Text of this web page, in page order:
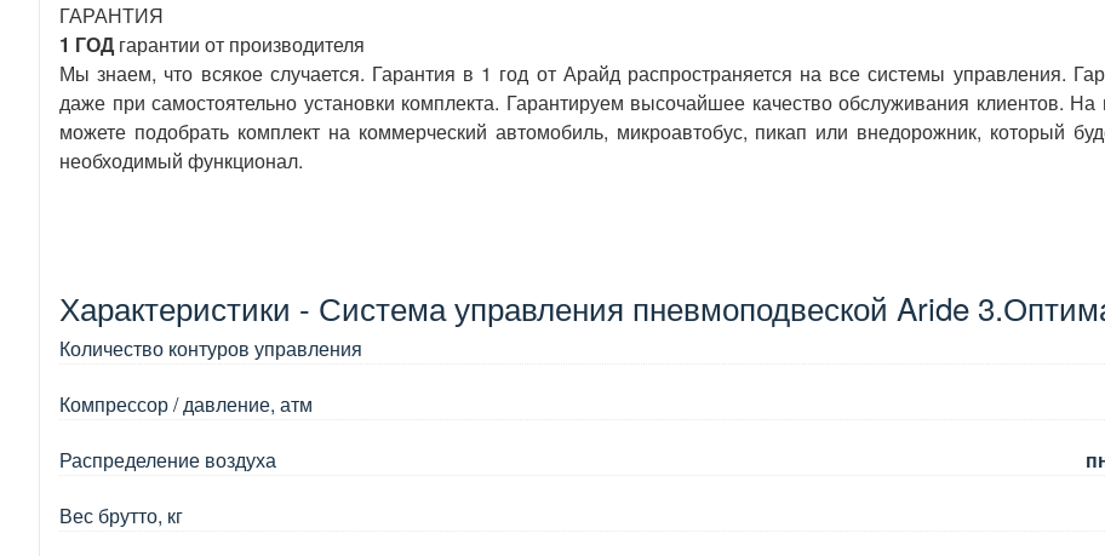
ГАРАНТИЯ
1 ГОД гарантии от производителя
Мы знаем, что всякое случается. Гарантия в 1 год от Арайд распространяется на все системы управления.
даже при самостоятельно установки комплекта. Гарантируем высочайшее качество обслуживания клиентов.
можете подобрать комплект на коммерческий автомобиль, микроавтобус, пикап или внедорожник, который
необходимый функционал.
Характеристики - Система управления пневмоподвеской Aride
Количество контуров управления
Компрессор / давление, атм
Распределение воздуха
Вес брутто, кг